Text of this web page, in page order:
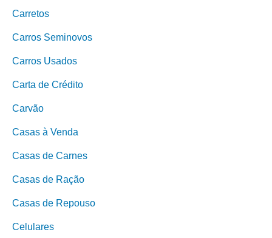
Carretos
Carros Seminovos
Carros Usados
Carta de Crédito
Carvão
Casas à Venda
Casas de Carnes
Casas de Ração
Casas de Repouso
Celulares